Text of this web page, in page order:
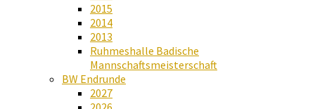
2015
2014
2013
Ruhmeshalle Badische
Mannschaftsmeisterschaft
BW Endrunde
2027